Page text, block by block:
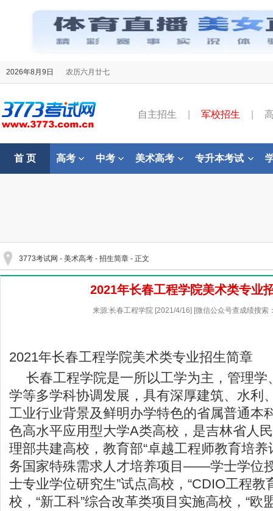
2026年8月9日 农历六月廿七
自主招生 军校招生
首 页 高考 中考 美术高考 专升本考试
3773考试网 - 美术高考 - 招生简章 - 正文
2021年长春工程学院美术类专业
来源:长春工程学院 [2021/4/16] [微信公众号查成绩搜索
2021年长春工程学院美术类专业招生简章
长春工程学院是一所以工学为主，管理学
学等多学科协调发展，具有深厚建筑、水利
工业行业背景及鲜明办学特色的省属普通本
色高水平应用型大学A类高校，是吉林省人
理部共建高校，教育部“卓越工程师教育培养
务国家特殊需求人才培养项目——学士学位
士专业学位研究生”试点高校，“CDIO工程教
校，“新工科”综合改革类项目实施高校，“欧